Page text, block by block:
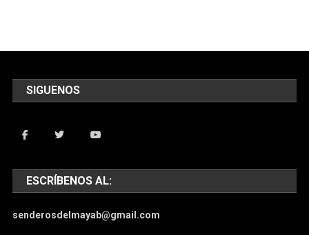
SIGUENOS
ESCRÍBENOS AL:
senderosdelmayab@gmail.com